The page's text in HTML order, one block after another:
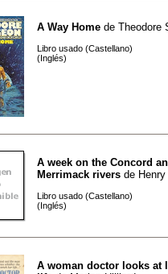
A Way Home de Theodore
Libro usado (Castellano)
(Inglés)
A week on the Concord
Merrimack rivers de
Libro usado (Castellano)
(Inglés)
A woman doctor looks at